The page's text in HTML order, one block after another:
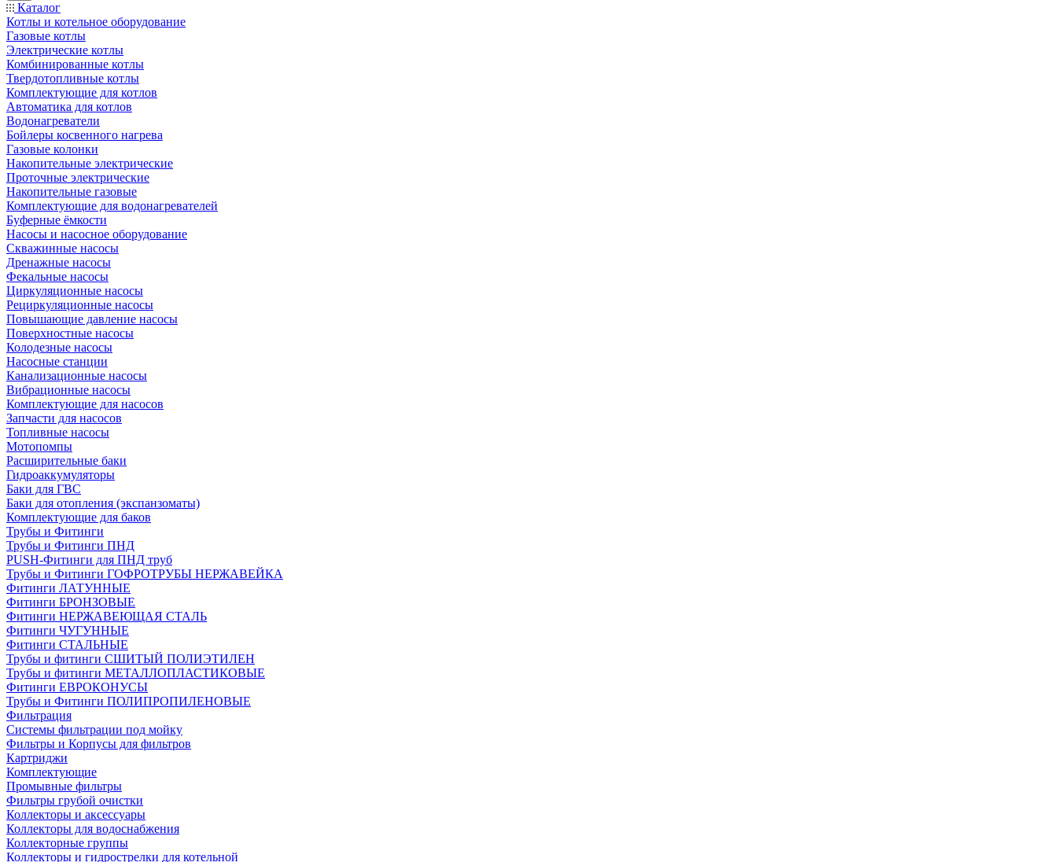
Каталог
Котлы и котельное оборудование
Газовые котлы
Электрические котлы
Комбинированные котлы
Твердотопливные котлы
Комплектующие для котлов
Автоматика для котлов
Водонагреватели
Бойлеры косвенного нагрева
Газовые колонки
Накопительные электрические
Проточные электрические
Накопительные газовые
Комплектующие для водонагревателей
Буферные ёмкости
Насосы и насосное оборудование
Скважинные насосы
Дренажные насосы
Фекальные насосы
Циркуляционные насосы
Рециркуляционные насосы
Повышающие давление насосы
Поверхностные насосы
Колодезные насосы
Насосные станции
Канализационные насосы
Вибрационные насосы
Комплектующие для насосов
Запчасти для насосов
Топливные насосы
Мотопомпы
Расширительные баки
Гидроаккумуляторы
Баки для ГВС
Баки для отопления (экспанзоматы)
Комплектующие для баков
Трубы и Фитинги
Трубы и Фитинги ПНД
PUSH-Фитинги для ПНД труб
Трубы и Фитинги ГОФРОТРУБЫ НЕРЖАВЕЙКА
Фитинги ЛАТУННЫЕ
Фитинги БРОНЗОВЫЕ
Фитинги НЕРЖАВЕЮЩАЯ СТАЛЬ
Фитинги ЧУГУННЫЕ
Фитинги СТАЛЬНЫЕ
Трубы и фитинги СШИТЫЙ ПОЛИЭТИЛЕН
Трубы и фитинги МЕТАЛЛОПЛАСТИКОВЫЕ
Фитинги ЕВРОКОНУСЫ
Трубы и Фитинги ПОЛИПРОПИЛЕНОВЫЕ
Фильтрация
Системы фильтрации под мойку
Фильтры и Корпусы для фильтров
Картриджи
Комплектующие
Промывные фильтры
Фильтры грубой очистки
Коллекторы и аксессуары
Коллекторы для водоснабжения
Коллекторные группы
Коллекторы и гидрострелки для котельной